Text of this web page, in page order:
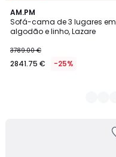
AM.PM
Sofá-cama de 3 lugares em
algodão e linho, Lazare
3789.00 €
2841.75 € -25%
3
Cores